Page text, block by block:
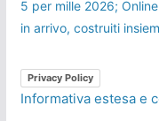
5 per mille 2026;
in arrivo, costruiti
Privacy Policy
Informativa estesa e